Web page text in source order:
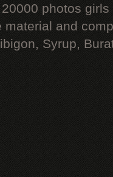
photos
and
Syrup,